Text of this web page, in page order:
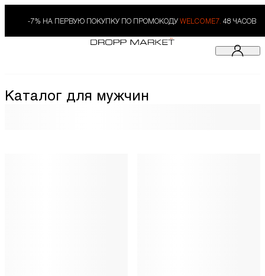
-7% НА ПЕРВУЮ ПОКУПКУ ПО ПРОМОКОДУ WELCOME7. 48 ЧАСОВ
Каталог для мужчин